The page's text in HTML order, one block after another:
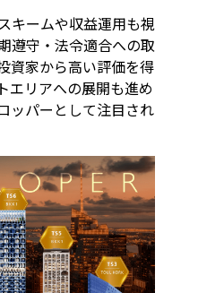
キームや収益運用も視
遵守・法令適合への取
資家から高い評価を得
エリアへの展開も進め
ッパーとして注目され